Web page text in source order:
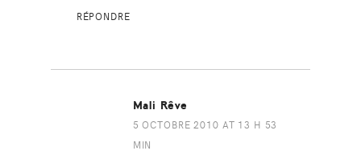
RÉPONDRE
Mali Rêve
5 OCTOBRE 2010 AT 13 H 53
MIN